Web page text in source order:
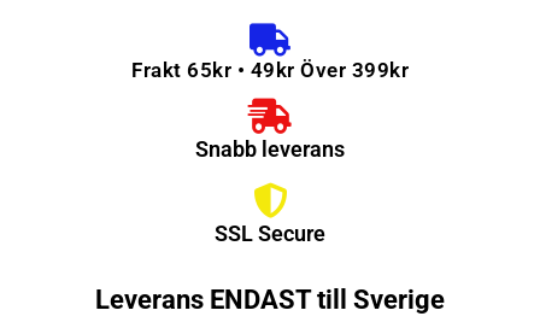
Frakt 65kr • 49kr Över 399kr
Snabb leverans
SSL Secure
Leverans ENDAST till Sverige